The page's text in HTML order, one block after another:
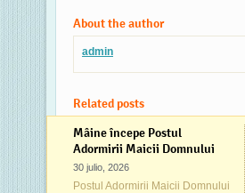
About the author
admin
Related posts
Mâine începe Postul
Adormirii Maicii Domnului
30 julio, 2026
Postul Adormirii Maicii Domnului